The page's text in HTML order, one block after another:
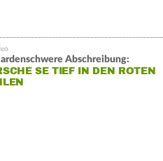
Abschreibung:
SE TIEF IN DEN ROTEN